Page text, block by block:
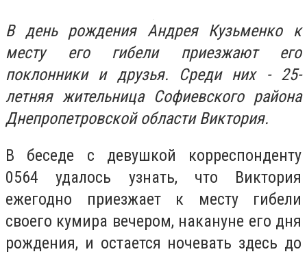
В день рождения Андрея Кузьменко к
месту его гибели приезжают его
поклонники и друзья. Среди них - 25-
летняя жительница Софиевского района
Днепропетровской области Виктория.
В беседе с девушкой корреспонденту
0564 удалось узнать, что Виктория
ежегодно приезжает к месту гибели
своего кумира вечером, накануне его дня
рождения, и остается ночевать здесь до